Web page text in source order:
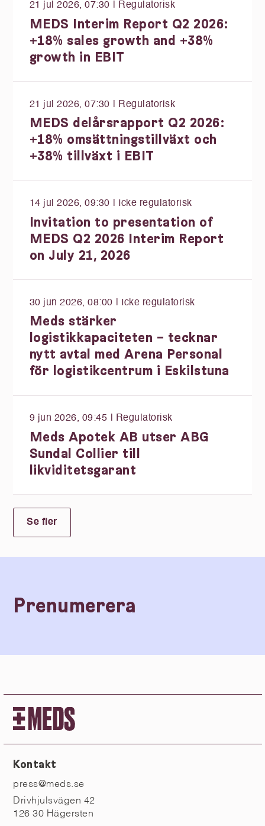
21 jul 2026, 07:30 | Regulatorisk
MEDS Interim Report Q2 2026:
+18% sales growth and +38%
growth in EBIT
21 jul 2026, 07:30 | Regulatorisk
MEDS delårsrapport Q2 2026:
+18% omsättningstillväxt och
+38% tillväxt i EBIT
14 jul 2026, 09:30 | Icke regulatorisk
Invitation to presentation of
MEDS Q2 2026 Interim Report
on July 21, 2026
30 jun 2026, 08:00 | Icke regulatorisk
Meds stärker
logistikkapaciteten – tecknar
nytt avtal med Arena Personal
för logistikcentrum i Eskilstuna
9 jun 2026, 09:45 | Regulatorisk
Meds Apotek AB utser ABG
Sundal Collier till
likviditetsgarant
Se fler
Prenumerera
Kontakt
press@meds.se
Drivhjulsvägen 42
126 30 Hägersten